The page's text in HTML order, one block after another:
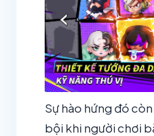
Sự hào hứng đó
bội khi người chơi